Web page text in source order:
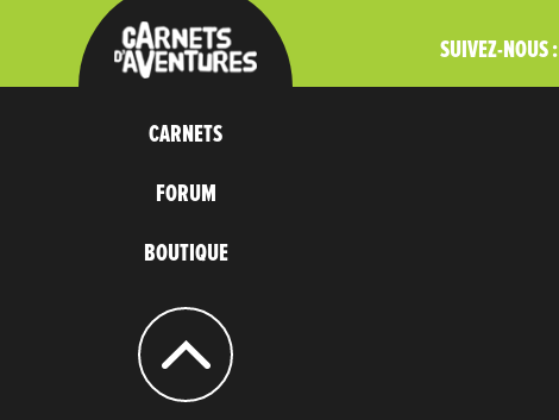
SUIVEZ-NOUS :
CARNETS
FORUM
BOUTIQUE